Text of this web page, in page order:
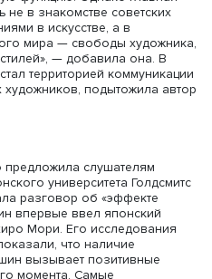
на новых
влияние и на культуру
главных источников
граждан был
«Америка», отмечает
«История искусств
включало работы в
и поднимало важные для
место художника в
и
время.